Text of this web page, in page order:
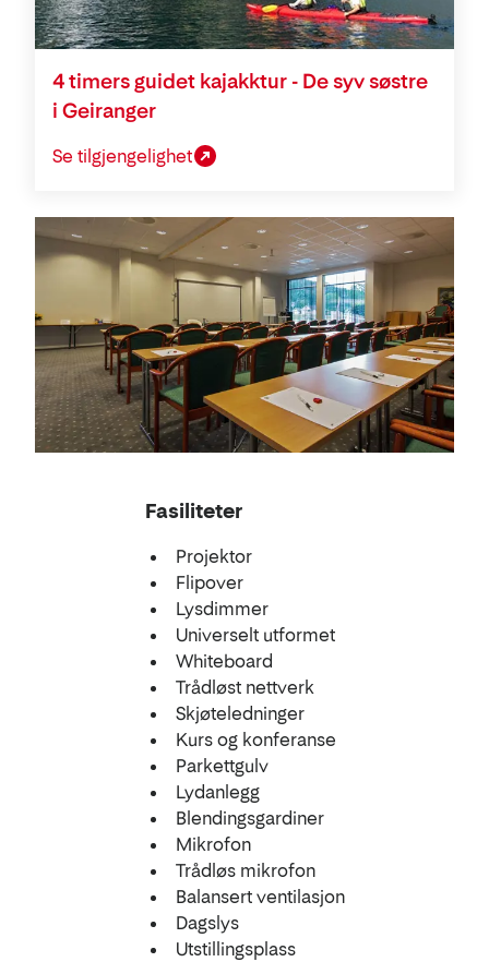
4 timers guidet kajakktur - De syv søstre
i Geiranger
Se tilgjengelighet
Konferanse
Fasiliteter
Projektor
Flipover
Lysdimmer
Universelt utformet
Whiteboard
Trådløst nettverk
Skjøteledninger
Kurs og konferanse
Parkettgulv
Lydanlegg
Blendingsgardiner
Mikrofon
Trådløs mikrofon
Balansert ventilasjon
Dagslys
Utstillingsplass